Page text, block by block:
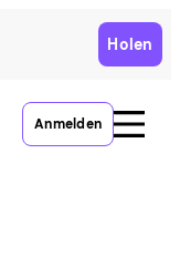
Holen
Anmelden